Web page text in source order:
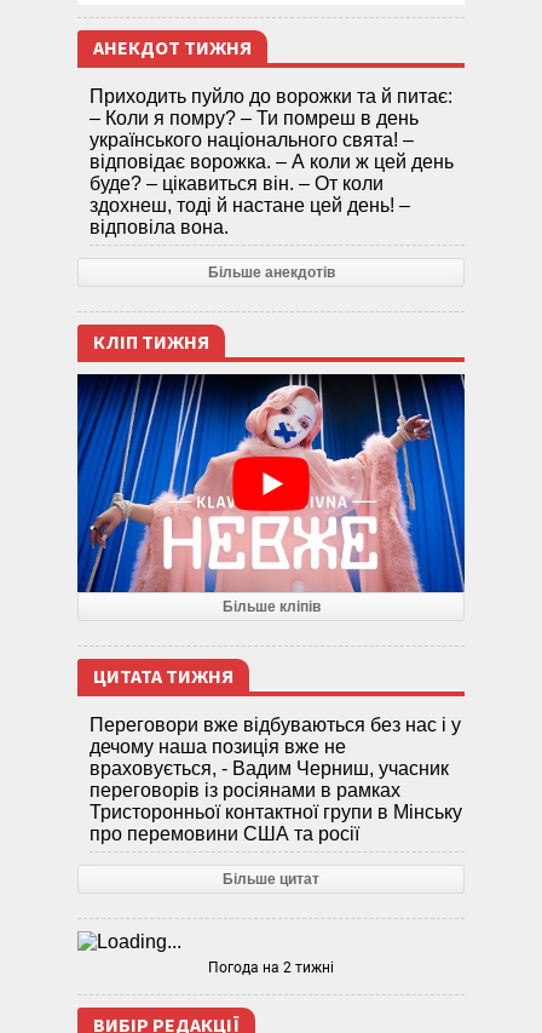
АНЕКДОТ ТИЖНЯ
Приходить пуйло до ворожки та й питає:
– Коли я помру? – Ти помреш в день
українського національного свята! –
відповідає ворожка. – А коли ж цей день
буде? – цікавиться він. – От коли
здохнеш, тоді й настане цей день! –
відповіла вона.
Більше анекдотів
КЛІП ТИЖНЯ
Більше кліпів
ЦИТАТА ТИЖНЯ
Переговори вже відбуваються без нас і у
дечому наша позиція вже не
враховується, - Вадим Черниш, учасник
переговорів із росіянами в рамках
Тристоронньої контактної групи в Мінську
про перемовини США та росії
Більше цитат
Погода на 2 тижні
ВИБІР РЕДАКЦІЇ